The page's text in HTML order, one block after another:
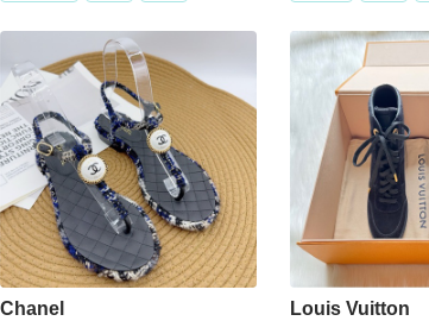
Chanel Louis Vuitton